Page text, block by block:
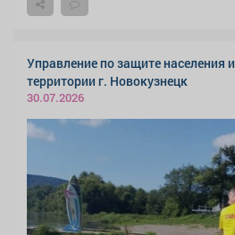
Управление по защите населения и
территории г. Новокузнецк
30.07.2026